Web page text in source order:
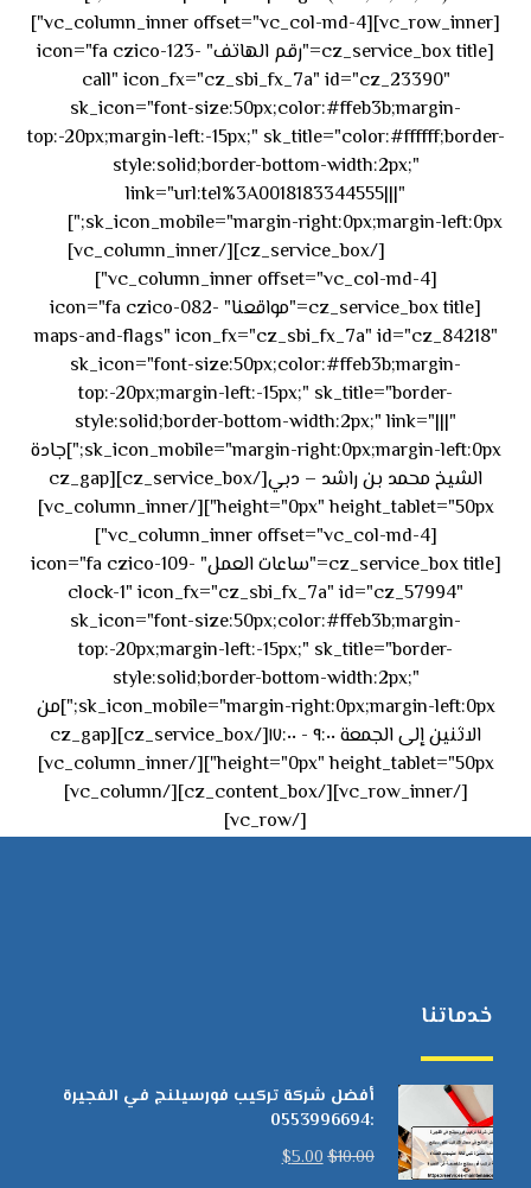
[vc_row_inner][vc_column_inner offset="vc_col-md-4"]
[cz_service_box title="رقم الهاتف" icon="fa czico-123-
call" icon_fx="cz_sbi_fx_7a" id="cz_23390"
sk_icon="font-size:50px;color:#ffeb3b;margin-
top:-20px;margin-left:-15px;" sk_title="color:#ffffff;border-
style:solid;border-bottom-width:2px;"
link="url:tel%3A0018183344555|||"
sk_icon_mobile="margin-right:0px;margin-left:0px;"]
[/cz_service_box][/vc_column_inner]
[vc_column_inner offset="vc_col-md-4"]
[cz_service_box title="مواقعنا" icon="fa czico-082-
maps-and-flags" icon_fx="cz_sbi_fx_7a" id="cz_84218"
sk_icon="font-size:50px;color:#ffeb3b;margin-
top:-20px;margin-left:-15px;" sk_title="border-
style:solid;border-bottom-width:2px;" link="|||"
sk_icon_mobile="margin-right:0px;margin-left:0px;"]جادة
الشيخ محمد بن راشد – دبي[/cz_service_box][cz_gap
height="0px" height_tablet="50px"][/vc_column_inner]
[vc_column_inner offset="vc_col-md-4"]
[cz_service_box title="ساعات العمل" icon="fa czico-109-
clock-1" icon_fx="cz_sbi_fx_7a" id="cz_57994"
sk_icon="font-size:50px;color:#ffeb3b;margin-
top:-20px;margin-left:-15px;" sk_title="border-
style:solid;border-bottom-width:2px;"
sk_icon_mobile="margin-right:0px;margin-left:0px;"]من
الاثنين إلى الجمعة ٩:٠٠ - ١٧:٠٠[/cz_service_box][cz_gap
height="0px" height_tablet="50px"][/vc_column_inner]
[/vc_row_inner][/cz_content_box][/vc_column]
[/vc_row]
خدماتنا
أفضل شركة تركيب فورسيلنج في الفجيرة
:0553996694
$10.00
$5.00